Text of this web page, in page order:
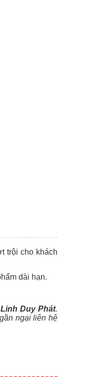
trội cho khách
dài hạn.
Linh Duy Phát.
ngại liên hệ